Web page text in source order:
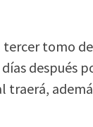
tercer tomo
después
traerá,